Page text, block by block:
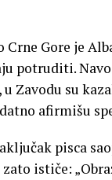
Crne Gore je
potruditi.
u Zavodu su
afirmišu
pisca
zato ističe: